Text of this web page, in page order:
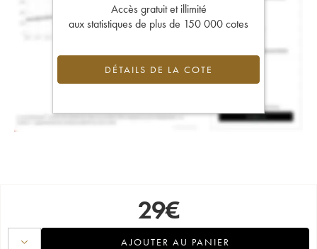
Accès gratuit et illimité
aux statistiques de plus de 150 000 cotes
DÉTAILS DE LA COTE
29€
AJOUTER AU PANIER